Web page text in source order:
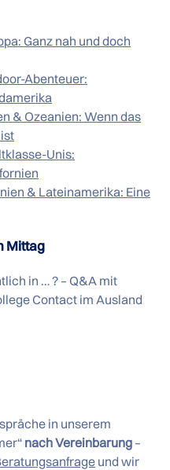
Ganz nah und doch
Abenteuer:
& Ozeanien: Wenn das
Unis:
& Lateinamerika: Eine
Mittag
in … ? – Q&A mit
Contact im Ausland
in unserem
nach Vereinbarung –
und wir